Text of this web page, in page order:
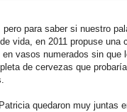
pero para saber si nuestro
vida, en 2011 propuse
vasos numerados sin que
de cervezas que
quedaron muy juntas